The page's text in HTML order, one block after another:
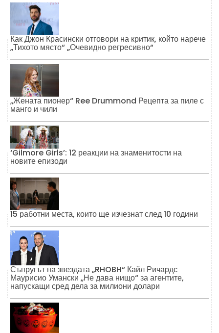
Как Джон Красински отговори на критик, който нарече
„Тихото място“ „Очевидно регресивно“
„Жената пионер“ Ree Drummond Рецепта за пиле с
манго и чили
‘Gilmore Girls’: 12 реакции на знаменитости на
новите епизоди
15 работни места, които ще изчезнат след 10 години
Съпругът на звездата „RHOBH“ Кайл Ричардс
Маурисио Умански „Не дава нищо“ за агентите,
напускащи сред дела за милиони долари